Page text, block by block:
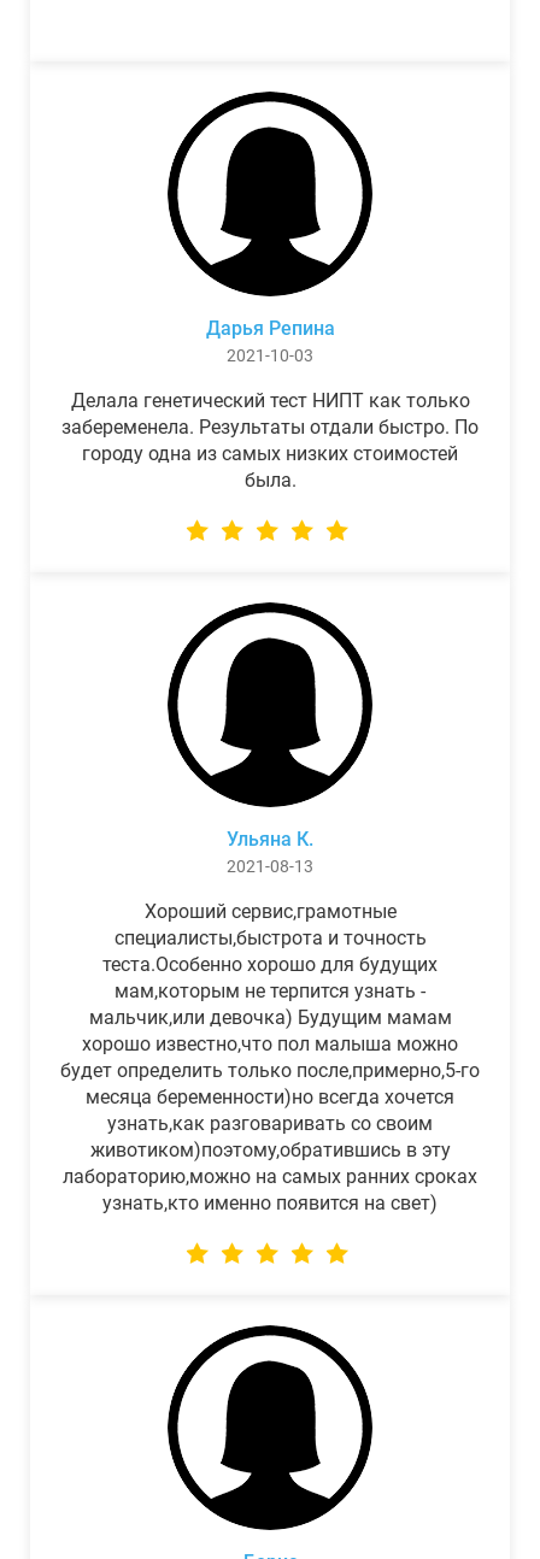
Дарья Репина
2021-10-03
Делала генетический тест НИПТ как только
забеременела. Результаты отдали быстро. По
городу одна из самых низких стоимостей
была.
Ульяна К.
2021-08-13
Хороший сервис,грамотные
специалисты,быстрота и точность
теста.Особенно хорошо для будущих
мам,которым не терпится узнать -
мальчик,или девочка) Будущим мамам
хорошо известно,что пол малыша можно
будет определить только после,примерно,5-го
месяца беременности)но всегда хочется
узнать,как разговаривать со своим
животиком)поэтому,обратившись в эту
лабораторию,можно на самых ранних сроках
узнать,кто именно появится на свет)